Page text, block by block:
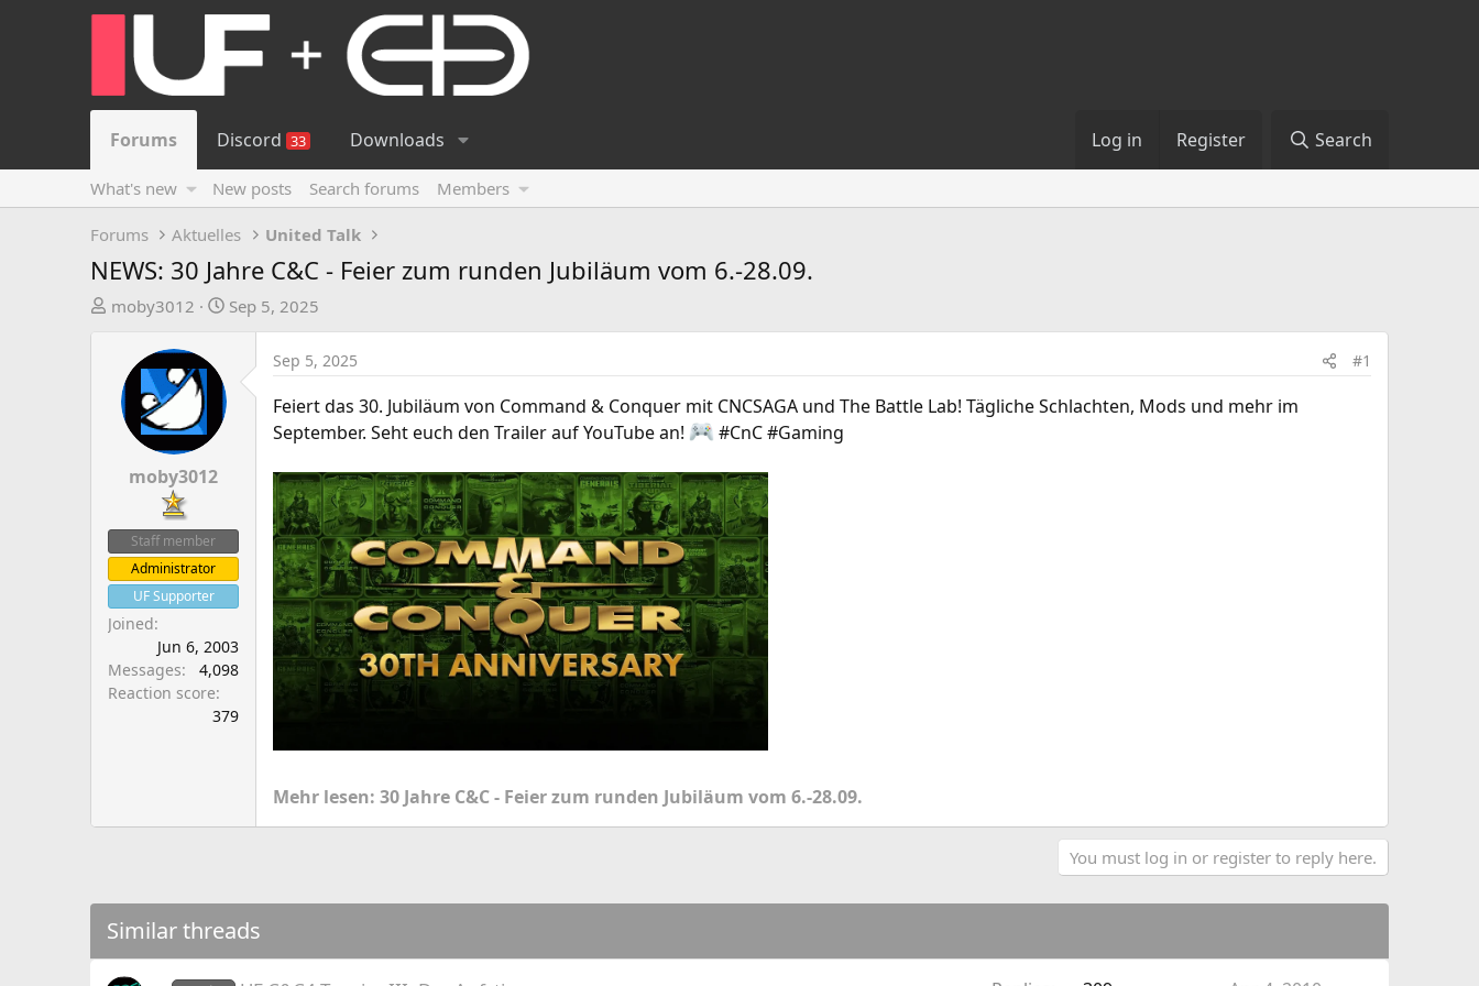
Forums Discord 33 Downloads Log in Register Search
What's new New posts Search forums Members
Forums Aktuelles United Talk
NEWS: 30 Jahre C&C - Feier zum runden Jubiläum vom 6.-28.09.
T
moby3012
S
Sep 5, 2025
moby3012
Staff member
Administrator
UF Supporter
Joined
Jun 6, 2003
Messages
4,098
Reaction score
379
Sep 5, 2025 #1
Feiert das 30. Jubiläum von Command & Conquer mit CNCSAGA und The Battle Lab! Tägliche Schlachten, Mods und mehr im
September. Seht euch den Trailer auf YouTube an!
#CnC #Gaming
Mehr lesen: 30 Jahre C&C - Feier zum runden Jubiläum vom 6.-28.09.
You must log in or register to reply here.
Similar threads